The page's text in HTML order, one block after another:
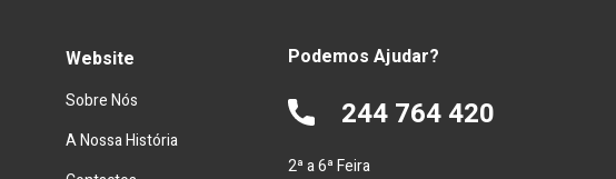
Website
Sobre Nós
A Nossa História
Podemos Ajudar?
244 764 420
2ª a 6ª Feira